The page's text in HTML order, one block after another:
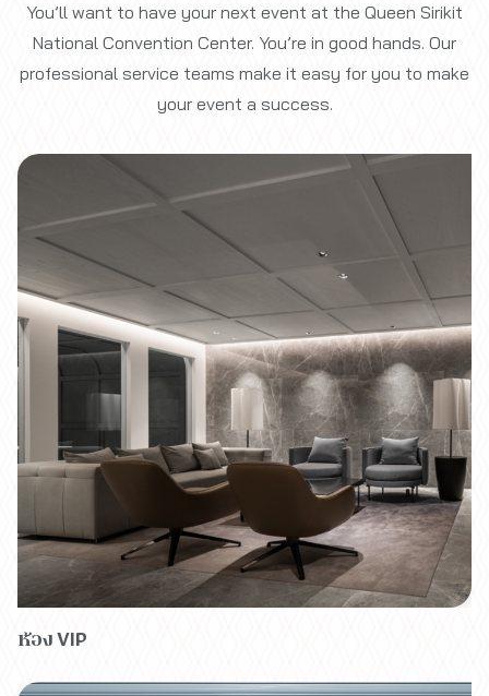
You’ll want to have your next event at the Queen Sirikit
National Convention Center. You’re in good hands. Our
professional service teams make it easy for you to make
your event a success.
ห้อง VIP